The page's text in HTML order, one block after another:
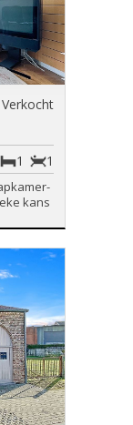
Verkocht
1
1
kans